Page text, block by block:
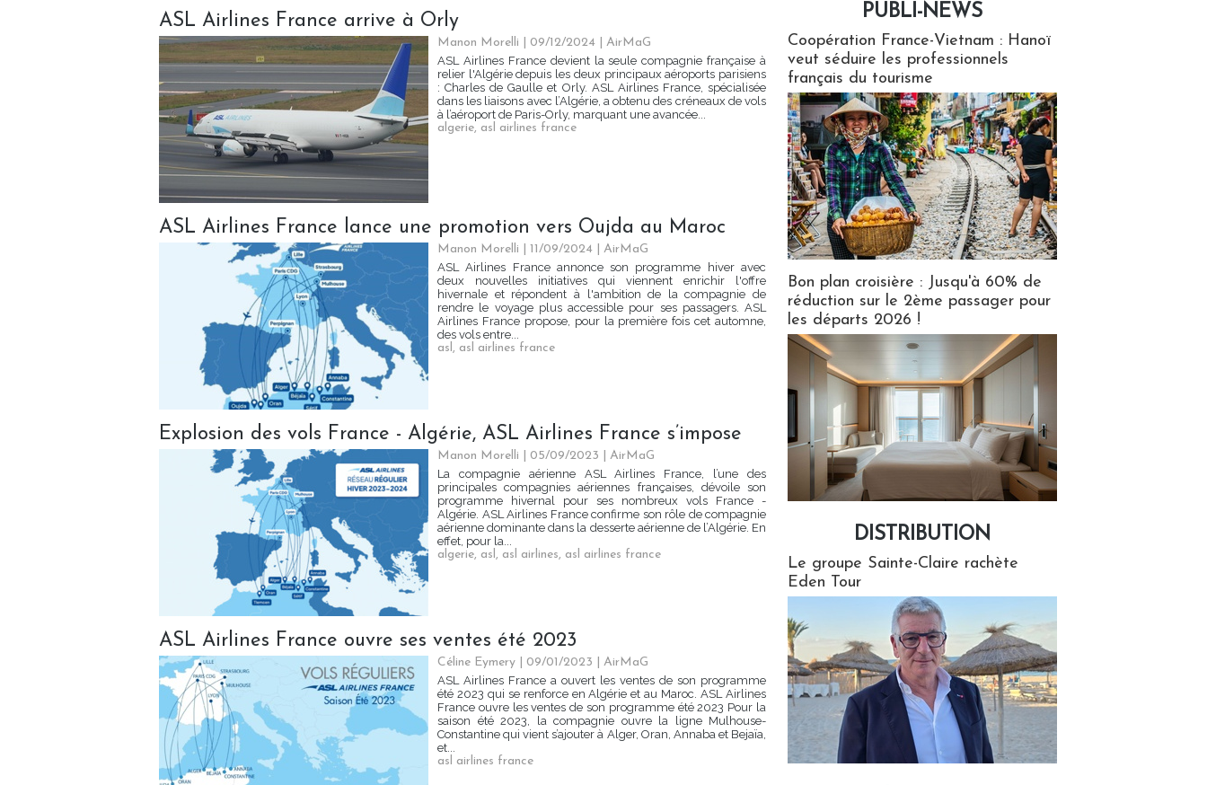
ASL Airlines France arrive à Orly
Manon Morelli | 09/12/2024
AirMaG
ASL Airlines France devient la seule compagnie française à
relier l'Algérie depuis les deux principaux aéroports parisiens
: Charles de Gaulle et Orly. ASL Airlines France, spécialisée
dans les liaisons avec l’Algérie, a obtenu des créneaux de vols
à l’aéroport de Paris-Orly, marquant une avancée...
algerie, asl airlines france
ASL Airlines France lance une promotion vers Oujda au Maroc
Manon Morelli | 11/09/2024
AirMaG
ASL Airlines France annonce son programme hiver avec
deux nouvelles initiatives qui viennent enrichir l'offre
hivernale et répondent à l'ambition de la compagnie de
rendre le voyage plus accessible pour ses passagers. ASL
Airlines France propose, pour la première fois cet automne,
des vols entre...
asl, asl airlines france
Explosion des vols France - Algérie, ASL Airlines France s’impose
Manon Morelli | 05/09/2023
AirMaG
La compagnie aérienne ASL Airlines France, l’une des
principales compagnies aériennes françaises, dévoile son
programme hivernal pour ses nombreux vols France -
Algérie. ASL Airlines France confirme son rôle de compagnie
aérienne dominante dans la desserte aérienne de l’Algérie. En
effet, pour la...
algerie, asl, asl airlines, asl airlines france
ASL Airlines France ouvre ses ventes été 2023
Céline Eymery | 09/01/2023
AirMaG
ASL Airlines France a ouvert les ventes de son programme
été 2023 qui se renforce en Algérie et au Maroc. ASL Airlines
France ouvre les ventes de son programme été 2023 Pour la
saison été 2023, la compagnie ouvre la ligne Mulhouse-
Constantine qui vient s’ajouter à Alger, Oran, Annaba et Bejaïa,
et...
asl airlines france
PUBLI-NEWS
Coopération France-Vietnam : Hanoï
veut séduire les professionnels
français du tourisme
Bon plan croisière : Jusqu'à 60% de
réduction sur le 2ème passager pour
les départs 2026 !
DISTRIBUTION
Le groupe Sainte-Claire rachète
Eden Tour